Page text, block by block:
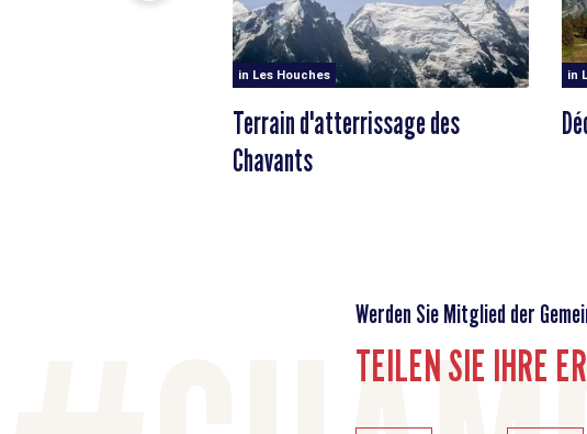
in Les Houches
Terrain d'atterrissage des
Chavants
in
Werden Sie Mitglied der
TEILEN SIE IHRE